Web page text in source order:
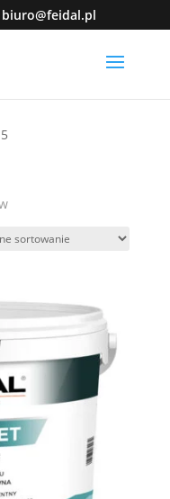
biuro@feidal.pl